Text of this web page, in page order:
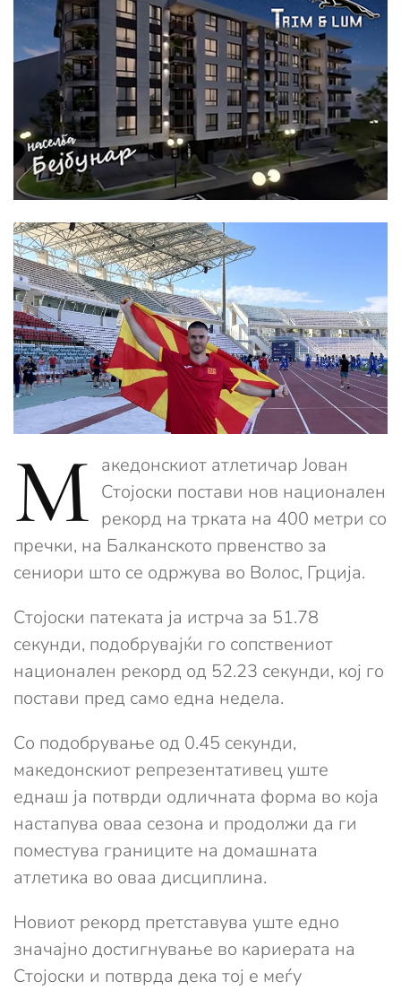
М акедонскиот атлетичар Јован
Стојоски постави нов национален
рекорд на трката на 400 метри со
пречки, на Балканското првенство за
сениори што се одржува во Волос, Грција.
Стојоски патеката ја истрча за 51.78
секунди, подобрувајќи го сопствениот
национален рекорд од 52.23 секунди, кој го
постави пред само една недела.
Со подобрување од 0.45 секунди,
македонскиот репрезентативец уште
еднаш ја потврди одличната форма во која
настапува оваа сезона и продолжи да ги
поместува границите на домашната
атлетика во оваа дисциплина.
Новиот рекорд претставува уште едно
значајно достигнување во кариерата на
Стојоски и потврда дека тој е меѓу